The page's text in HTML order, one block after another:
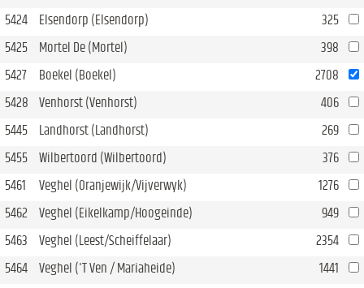
5424
Elsendorp (Elsendorp)
325
5425
Mortel De (Mortel)
398
5427
Boekel (Boekel)
2708
5428
Venhorst (Venhorst)
406
5445
Landhorst (Landhorst)
269
5455
Wilbertoord (Wilbertoord)
376
5461
Veghel (Oranjewijk/Vijverwyk)
1276
5462
Veghel (Eikelkamp/Hoogeinde)
949
5463
Veghel (Leest/Scheiffelaar)
2354
5464
Veghel ('T Ven / Mariaheide)
1441